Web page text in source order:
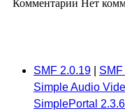
Комментарии Нет
SMF 2.0.19
Simple Audio
SimplePortal